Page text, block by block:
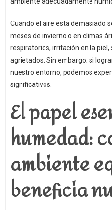
ambiente adecuadamente
Cuando el aire está demasiado
meses de invierno o en climas
respiratorios, irritación en la piel,
agrietados. Sin embargo, si
nuestro entorno, podemos
significativos.
El papel
humedad:
ambiente
beneficia